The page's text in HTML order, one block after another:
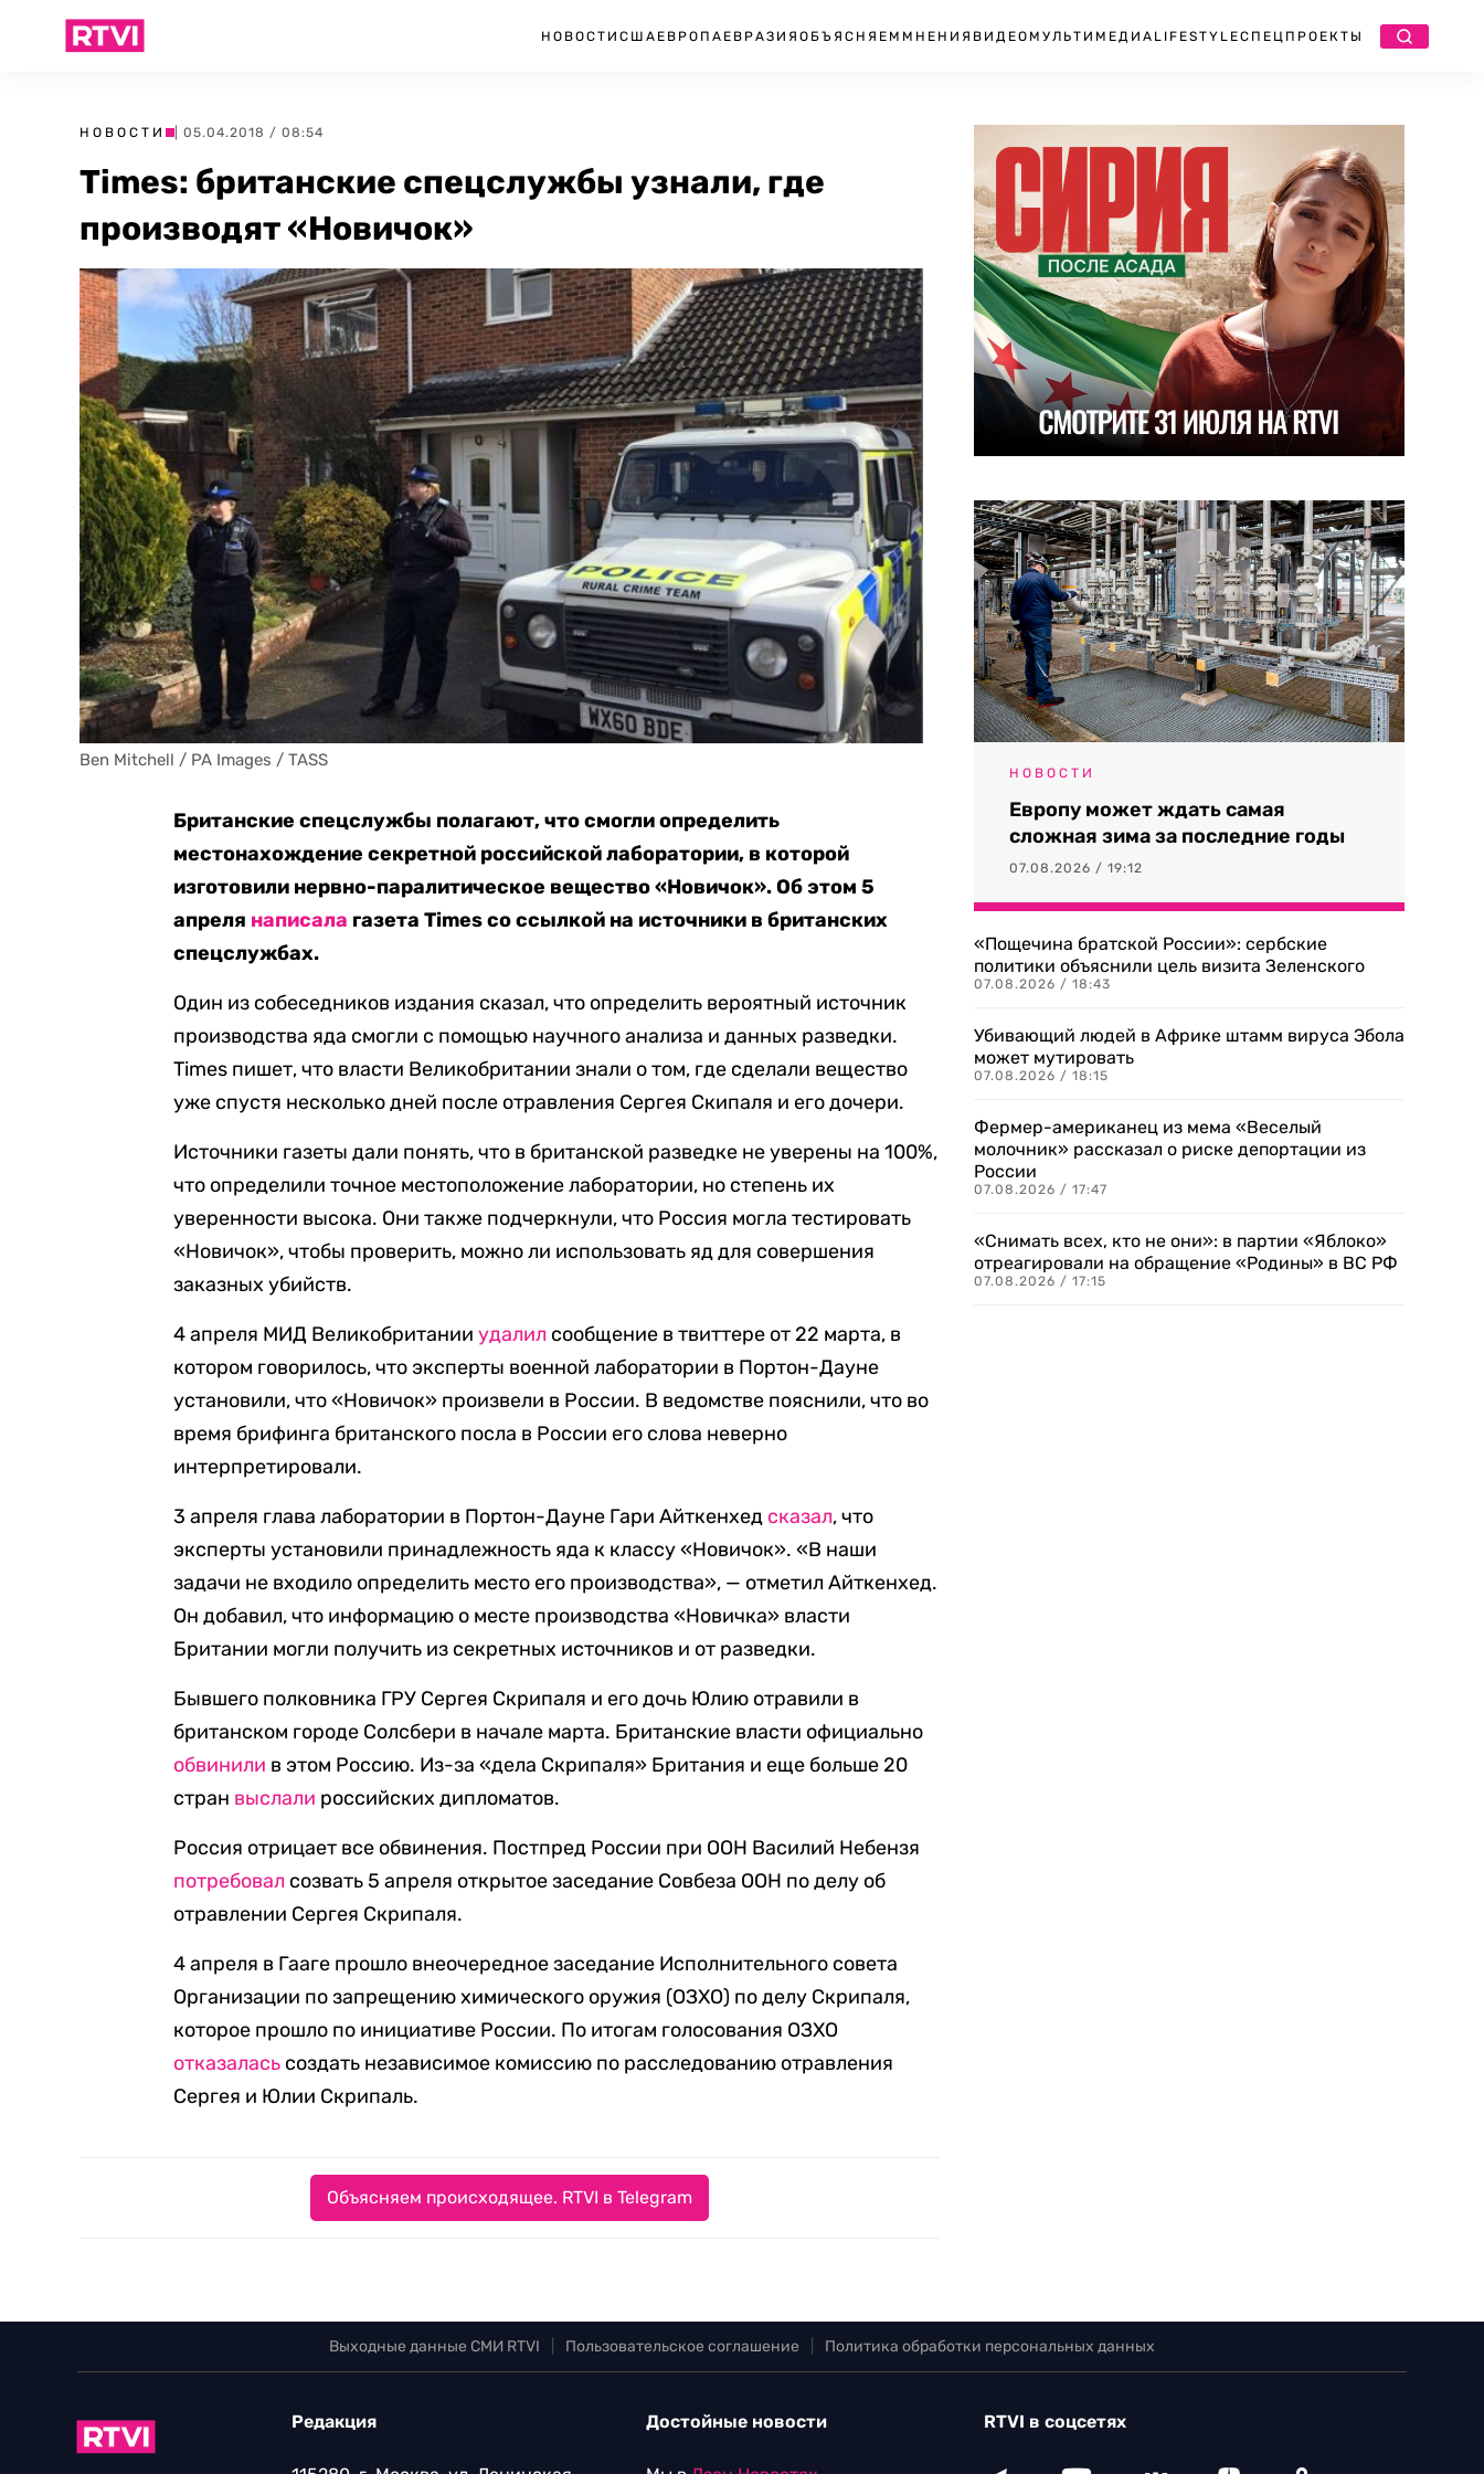
НОВОСТИ США ЕВРОПА ЕВРАЗИЯ ОБЪЯСНЯЕМ МНЕНИЯ ВИДЕО МУЛЬТИМЕДИА LIFESTYLEСПЕЦПРОЕКТЫ
НОВОСТИ | 05.04.2018 / 08:54
Times: британские спецслужбы узнали, где
производят «Новичок»
Ben Mitchell / PA Images / TASS
Британские спецслужбы полагают, что смогли определить
местонахождение секретной российской лаборатории, в которой
изготовили нервно-паралитическое вещество «Новичок». Об этом 5
апреля написала газета Times со ссылкой на источники в британских
спецслужбах.
Один из собеседников издания сказал, что определить вероятный источник
производства яда смогли с помощью научного анализа и данных разведки.
Times пишет, что власти Великобритании знали о том, где сделали вещество
уже спустя несколько дней после отравления Сергея Скипаля и его дочери.
Источники газеты дали понять, что в британской разведке не уверены на 100%,
что определили точное местоположение лаборатории, но степень их
уверенности высока. Они также подчеркнули, что Россия могла тестировать
«Новичок», чтобы проверить, можно ли использовать яд для совершения
заказных убийств.
4 апреля МИД Великобританииудалил сообщение в твиттере от 22 марта, в
котором говорилось, что эксперты военной лаборатории в Портон-Дауне
установили, что «Новичок» произвели в России. В ведомстве пояснили, что во
время брифинга британского посла в России его слова неверно
интерпретировали.
3 апреля глава лаборатории в Портон-Дауне Гари Айткенхед сказал, что
эксперты установили принадлежность яда к классу «Новичок». «В наши
задачи не входило определить место его производства», — отметил Айткенхед.
Он добавил, что информацию о месте производства «Новичка» власти
Британии могли получить из секретных источников и от разведки.
Бывшего полковника ГРУ Сергея Скрипаля и его дочь Юлию отравили в
британском городе Солсбери в начале марта. Британские власти официально
обвинили в этом Россию. Из-за «дела Скрипаля» Британия и еще больше 20
стран выслали российских дипломатов.
Россия отрицает все обвинения. Постпред России при ООН Василий Небензя
потребовал созвать 5 апреля открытое заседание Совбеза ООН по делу об
отравлении Сергея Скрипаля.
4 апреля в Гааге прошло внеочередное заседание Исполнительного совета
Организации по запрещению химического оружия (ОЗХО) по делу Скрипаля,
которое прошло по инициативе России. По итогам голосования ОЗХО
отказалась создать независимое комиссию по расследованию отравления
Сергея и Юлии Скрипаль.
Объясняем происходящее. RTVI в Telegram
НОВОСТИ
Европу может ждать самая
сложная зима за последние годы
07.08.2026 / 19:12
«Пощечина братской России»: сербские
политики объяснили цель визита Зеленского
07.08.2026 / 18:43
Убивающий людей в Африке штамм вируса Эбола
может мутировать
07.08.2026 / 18:15
Фермер-американец из мема «Веселый
молочник» рассказал о риске депортации из
России
07.08.2026 / 17:47
«Снимать всех, кто не они»: в партии «Яблоко»
отреагировали на обращение «Родины» в ВС РФ
07.08.2026 / 17:15
Выходные данные СМИ RTVI Пользовательское соглашение Политика обработки персональных данных
Редакция Достойные новости RTVI в соцсетях